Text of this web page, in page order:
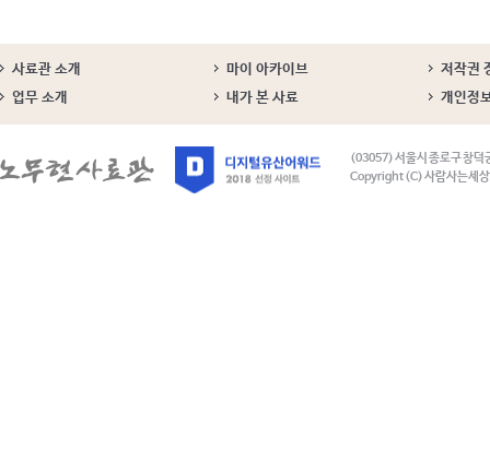
사료관 소개 마이 아카이브
저작권
업무 소개
내가 본 사료 개인정
(03057) 서울시 종로구 창덕
Copyright (C) 사람사는세